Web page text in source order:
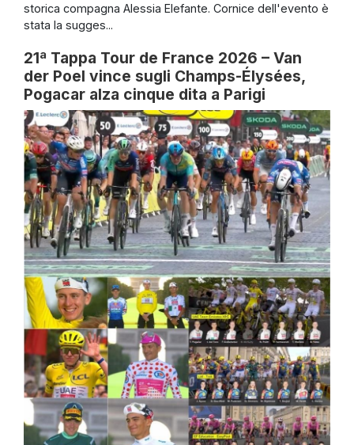
storica compagna Alessia Elefante. Cornice dell'evento è
stata la sugges...
21ª Tappa Tour de France 2026 – Van
der Poel vince sugli Champs-Élysées,
Pogacar alza cinque dita a Parigi